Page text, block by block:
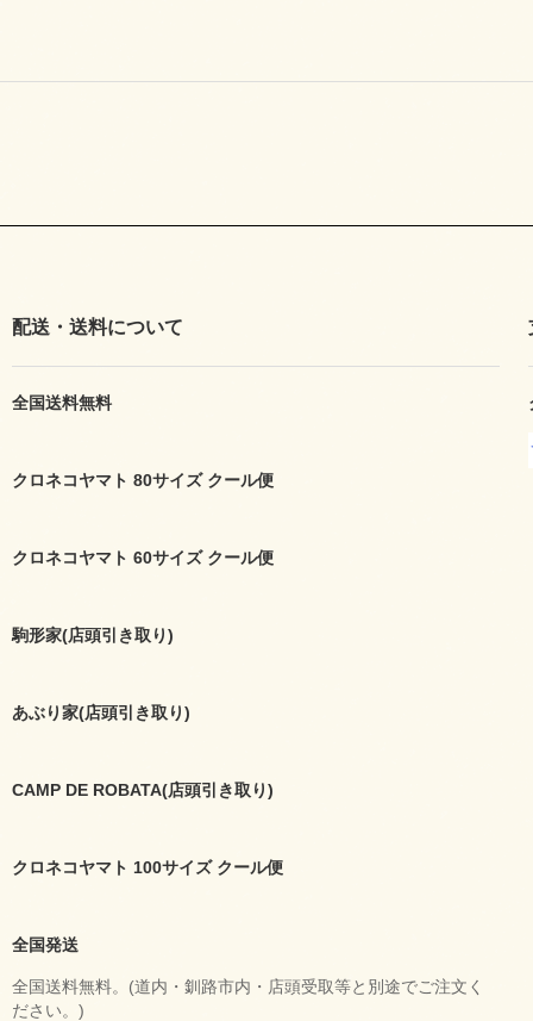
配送・送料について
全国送料無料
クロネコヤマト 80サイズ クール便
クロネコヤマト 60サイズ クール便
駒形家(店頭引き取り)
あぶり家(店頭引き取り)
CAMP DE ROBATA(店頭引き取り)
クロネコヤマト 100サイズ クール便
全国発送
全国送料無料。(道内・釧路市内・店頭受取等と別途でご注文く
ださい。)